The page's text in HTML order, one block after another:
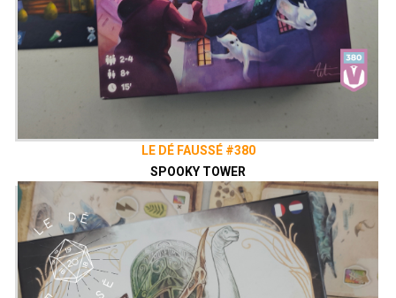
LE DÉ FAUSSÉ #380
SPOOKY TOWER